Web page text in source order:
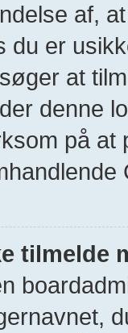
af,
du er
at
denne
på at
tilmelde